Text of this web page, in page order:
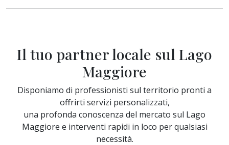
Il tuo partner locale sul Lago
Maggiore
Disponiamo di professionisti sul territorio pronti a
offrirti servizi personalizzati,
una profonda conoscenza del mercato sul Lago
Maggiore e interventi rapidi in loco per qualsiasi
necessità.